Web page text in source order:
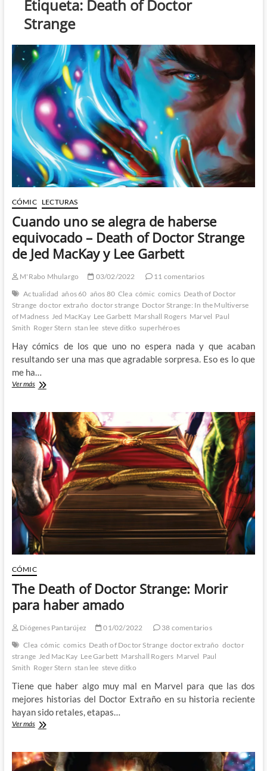
Etiqueta: Death of Doctor
Strange
CÓMIC LECTURAS
Cuando uno se alegra de haberse
equivocado – Death of Doctor Strange
de Jed MacKay y Lee Garbett
M'Rabo Mhulargo 03/02/2022
11 comentarios
Actualidad años 60 años 80 Clea cómic comics Death of Doctor
Strange doctor extraño doctor strange Doctor Strange: In the Multiverse
of Madness Jed MacKay Lee Garbett Marshall Rogers Marvel Paul
Smith Roger Stern stan lee steve ditko superhéroes
Hay cómics de los que uno no espera nada y que acaban
resultando ser una mas que agradable sorpresa. Eso es lo que
me ha…
Ver másCuando
alegra
de
haberse
equivocado
–
Death
of
Doctor
Strange
de
Jed
MacKay
y
Lee
Garbett
CÓMIC
The Death of Doctor Strange: Morir
para haber amado
Diógenes Pantarújez 01/02/2022
38 comentarios
Clea cómic comics Death of Doctor Strange doctor extraño doctor
strange Jed MacKay Lee Garbett Marshall Rogers Marvel Paul
Smith Roger Stern stan lee steve ditko
Tiene que haber algo muy mal en Marvel para que las dos
mejores historias del Doctor Extraño en su historia reciente
hayan sido retales, etapas…
Ver másThe
Doctor
Strange: